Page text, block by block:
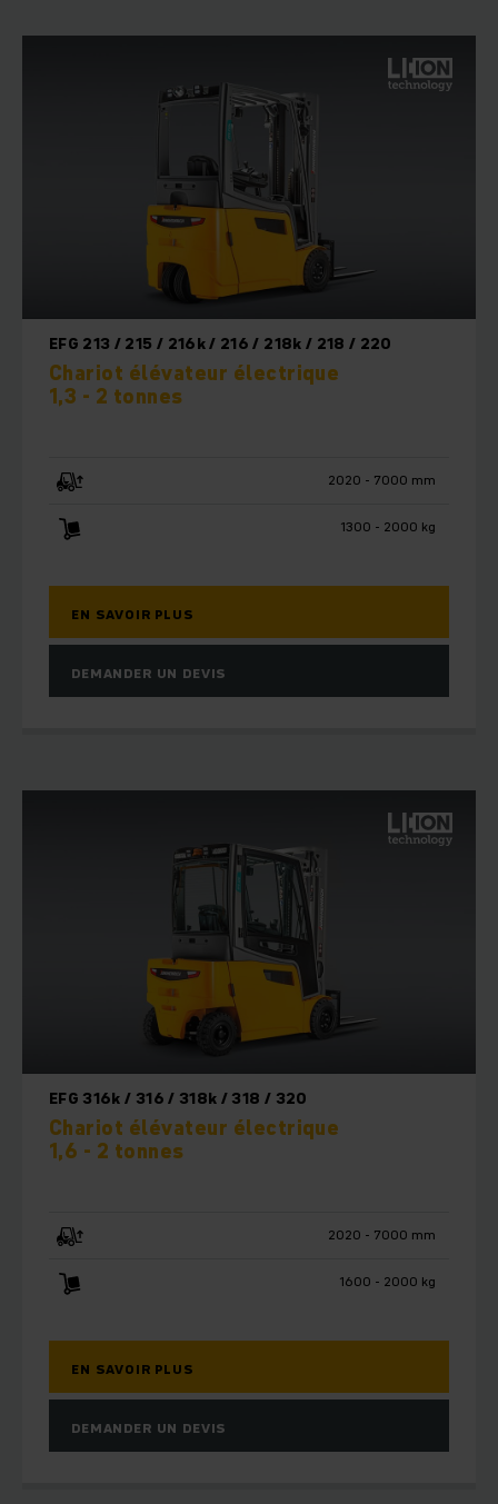
EFG 213 / 215 / 216k / 216 / 218k / 218 / 220
Chariot élévateur électrique
1,3 - 2 tonnes
2020 - 7000 mm
1300 - 2000 kg
EN SAVOIR PLUS
DEMANDER UN DEVIS
EFG 316k / 316 / 318k / 318 / 320
Chariot élévateur électrique
1,6 - 2 tonnes
2020 - 7000 mm
1600 - 2000 kg
EN SAVOIR PLUS
DEMANDER UN DEVIS